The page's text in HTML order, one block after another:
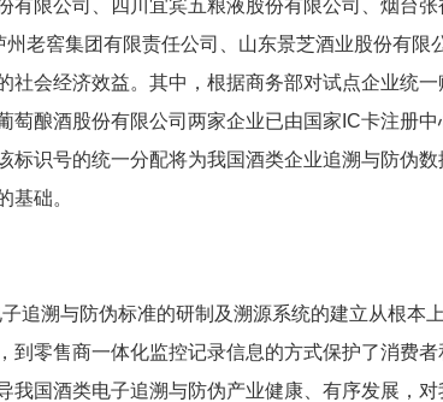
限公司、四川宜宾五粮液股份有限公司、烟台张
老窖集团有限责任公司、山东景芝酒业股份有限
社会经济效益。其中，根据商务部对试点企业统
萄酿酒股份有限公司两家企业已由国家IC卡注册
标识号的统一分配将为我国酒类企业追溯与防伪
基础。
溯与防伪标准的研制及溯源系统的建立从根本
零售商一体化监控记录信息的方式保护了消费者
我国酒类电子追溯与防伪产业健康、有序发展，